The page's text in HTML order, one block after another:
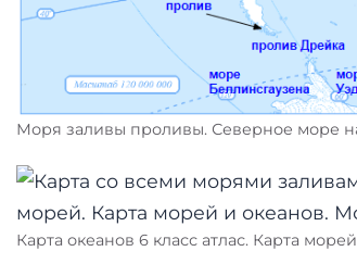
Моря заливы проливы. Северное море
Карта океанов 6 класс атлас. Карта